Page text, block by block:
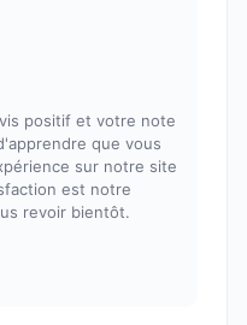
positif et votre note
que vous
sur notre site
est notre
revoir bientôt.